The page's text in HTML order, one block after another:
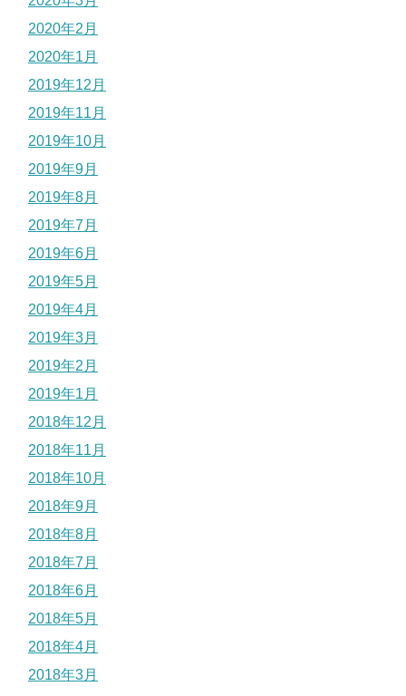
2020年2月
2020年1月
2019年12月
2019年11月
2019年10月
2019年9月
2019年8月
2019年7月
2019年6月
2019年5月
2019年4月
2019年3月
2019年2月
2019年1月
2018年12月
2018年11月
2018年10月
2018年9月
2018年8月
2018年7月
2018年6月
2018年5月
2018年4月
2018年3月